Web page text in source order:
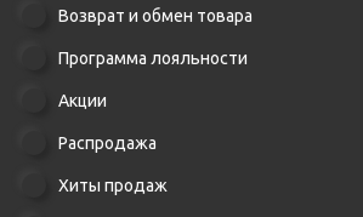
Возврат и обмен товара
Программа лояльности
Акции
Распродажа
Хиты продаж